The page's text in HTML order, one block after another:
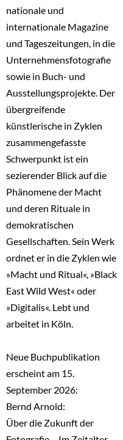
nationale und
internationale Magazine
und Tageszeitungen, in die
Unternehmensfotografie
sowie in Buch- und
Ausstellungsprojekte. Der
übergreifende
künstlerische in Zyklen
zusammengefasste
Schwerpunkt ist ein
sezierender Blick auf die
Phänomene der Macht
und deren Rituale in
demokratischen
Gesellschaften. Sein Werk
ordnet er in die Zyklen wie
»Macht und Ritual«, »Black
East Wild West« oder
»Digitalis«. Lebt und
arbeitet in Köln.
Neue Buchpublikation
erscheint am 15.
September 2026:
Bernd Arnold:
Über die Zukunft der